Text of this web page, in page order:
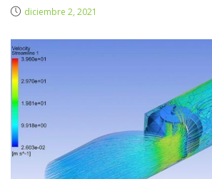
diciembre 2, 2021